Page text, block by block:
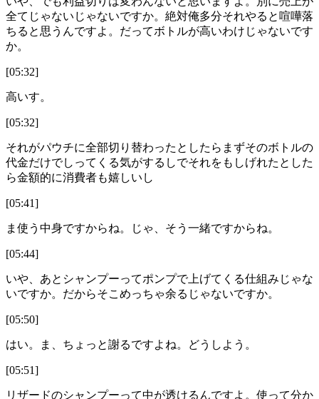
全てじゃないじゃないですか。絶対俺多分それやると喧嘩落
ちると思うんですよ。だってボトルが高いわけじゃないです
か。
[05:32]
高いす。
[05:32]
それがパウチに全部切り替わったとしたらまずそのボトルの
代金だけでしってくる気がするしでそれをもしげれたとした
ら金額的に消費者も嬉しいし
[05:41]
ま使う中身ですからね。じゃ、そう一緒ですからね。
[05:44]
いや、あとシャンプーってポンプで上げてくる仕組みじゃな
いですか。だからそこめっちゃ余るじゃないですか。
[05:50]
はい。ま、ちょっと謝るですよね。どうしよう。
[05:51]
リザードのシャンプーって中が透けるんですよ。使って分か